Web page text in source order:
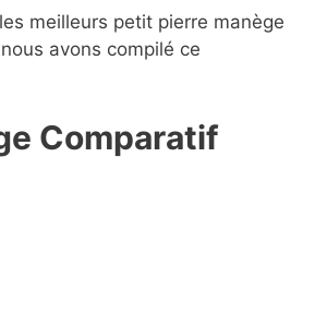
meilleurs petit pierre manège
avons compilé ce
Comparatif